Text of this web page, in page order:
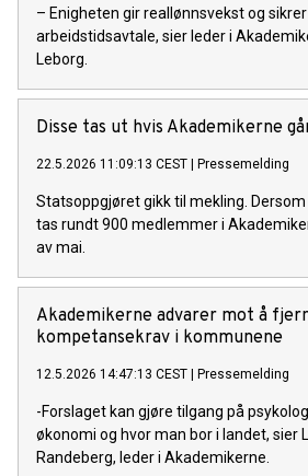
– Enigheten gir reallønnsvekst og
arbeidstidsavtale, sier leder i
Leborg.
Disse tas ut hvis Akademikerne
22.5.2026 11:09:13 CEST Pressemelding
Statsoppgjøret gikk til mekling.
tas rundt 900 medlemmer i
av mai.
Akademikerne advarer mot å
kompetansekrav i kommunene
12.5.2026 14:47:13 CEST Pressemelding
-Forslaget kan gjøre tilgang på
økonomi og hvor man bor i landet, sier
Randeberg, leder i Akademikerne.